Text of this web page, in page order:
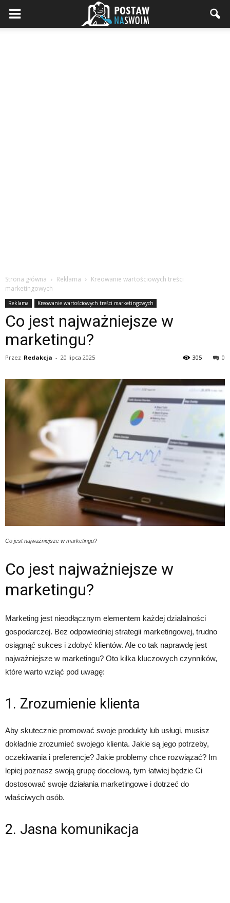
Strona główna Reklama
Kreowanie wartościowych treści
marketingowych
Reklama Kreowanie wartościowych treści marketingowych
Co jest najważniejsze w
marketingu?
Przez Redakcja - 20 lipca 2025 0
305
Co jest najważniejsze w marketingu?
Co jest najważniejsze w
marketingu?
Marketing jest nieodłącznym elementem każdej działalności
gospodarczej. Bez odpowiedniej strategii marketingowej, trudno
osiągnąć sukces i zdobyć klientów. Ale co tak naprawdę jest
najważniejsze w marketingu? Oto kilka kluczowych czynników,
które warto wziąć pod uwagę:
1. Zrozumienie klienta
Aby skutecznie promować swoje produkty lub usługi, musisz
dokładnie zrozumieć swojego klienta. Jakie są jego potrzeby,
oczekiwania i preferencje? Jakie problemy chce rozwiązać? Im
lepiej poznasz swoją grupę docelową, tym łatwiej będzie Ci
dostosować swoje działania marketingowe i dotrzeć do
właściwych osób.
2. Jasna komunikacja